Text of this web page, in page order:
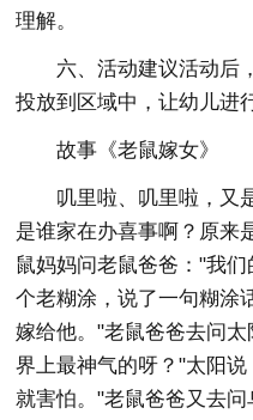
理解。
六、活动建议活动后
投放到区域中，让幼儿进
故事《老鼠嫁女》
叽里啦、叽里啦，又
是谁家在办喜事啊？原来
鼠妈妈问老鼠爸爸："我
个老糊涂，说了一句糊涂
嫁给他。"老鼠爸爸去问
界上最神气的呀？"太阳
就害怕。"老鼠爸爸又去